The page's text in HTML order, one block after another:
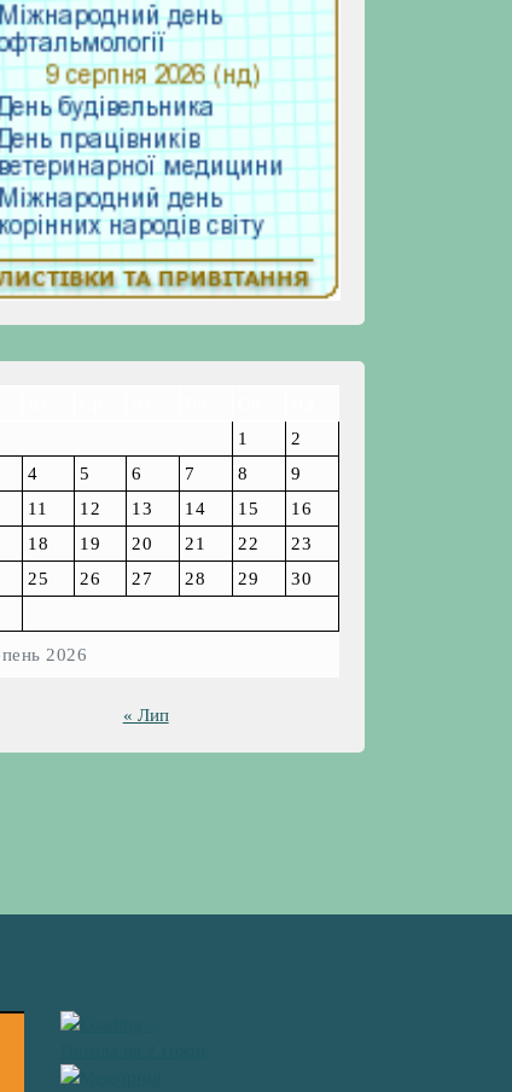
2026
1
2
4 5 6 7 8
9
11 12 13 14 15
16
18 19 20 21 22
23
25 26 27 28 29
30
« Лип